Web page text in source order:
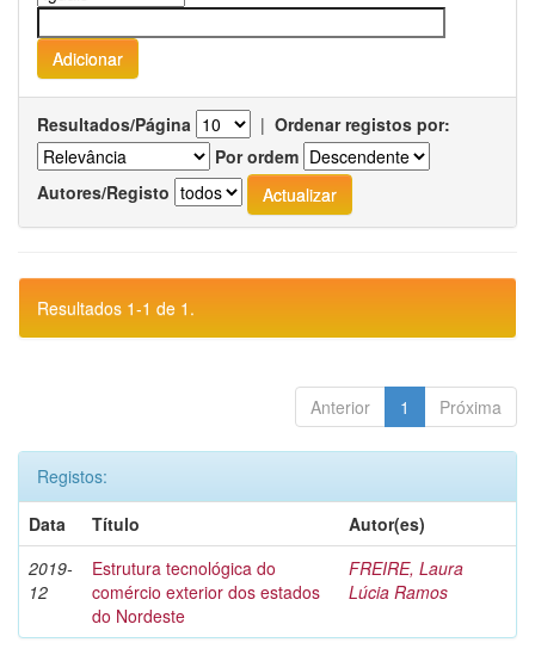
Resultados/Página | Ordenar registos por:
Por ordem
Autores/Registo
Resultados 1-1 de 1.
Anterior 1 Próxima
Registos:
Data
Título
Autor(es)
2019-
12
Estrutura tecnológica do
comércio exterior dos estados
do Nordeste
FREIRE, Laura
Lúcia Ramos